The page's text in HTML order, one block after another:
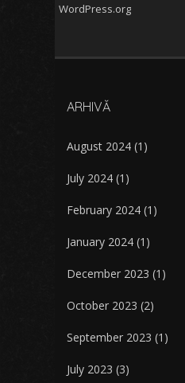
WordPress.org
ARHIVĂ
August 2024 (1)
July 2024 (1)
February 2024 (1)
January 2024 (1)
December 2023 (1)
October 2023 (2)
September 2023 (1)
July 2023 (3)